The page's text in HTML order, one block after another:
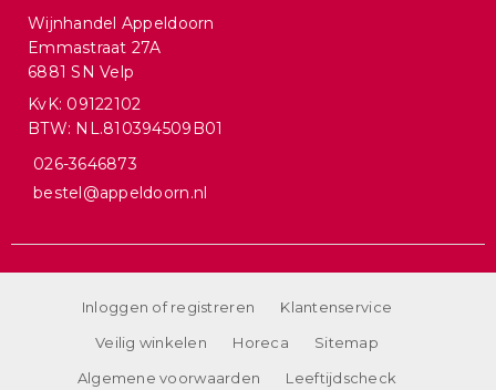
Wijnhandel Appeldoorn
Emmastraat 27A
6881 SN Velp
KvK: 09122102
BTW: NL.810394509B01
026-3646873
bestel@appeldoorn.nl
Inloggen of registreren
Klantenservice
Veilig winkelen
Horeca
Sitemap
Algemene voorwaarden
Leeftijdscheck